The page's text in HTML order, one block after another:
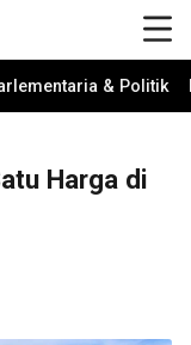
& Politik
Harga di